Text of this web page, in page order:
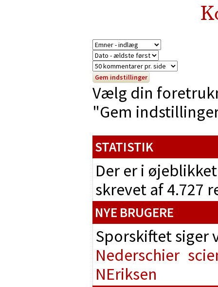
Vælg din
"Gem
STATISTIK
Der er i
skrevet af 4.727
NYE BRUGERE
Sporskiftet
Nederschier
NEriksen